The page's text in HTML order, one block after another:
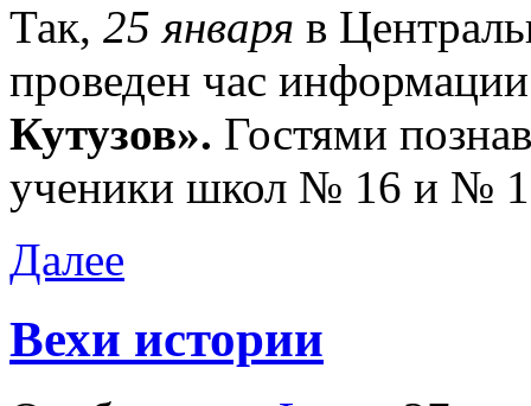
Так, 25 января в
проведен час
Кутузов». Гостями
ученики школ № 16 и №
Далее
Вехи истории